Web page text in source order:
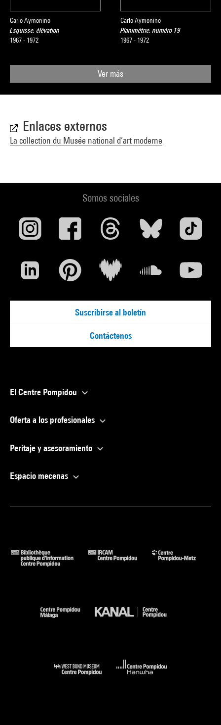
Carlo Aymonino
Esquisse, élévation
1967 - 1972
Carlo Aymonino
Planimétrie, numéro 19
1967 - 1972
Ver más
Enlaces externos
La collection du Musée national d’art moderne
Somos sociales
Suscribirse al boletín
Contáctenos
El Centre Pompidou
Oferta a los profesionales
Peritaje y asesoramiento
Espacio mecenas